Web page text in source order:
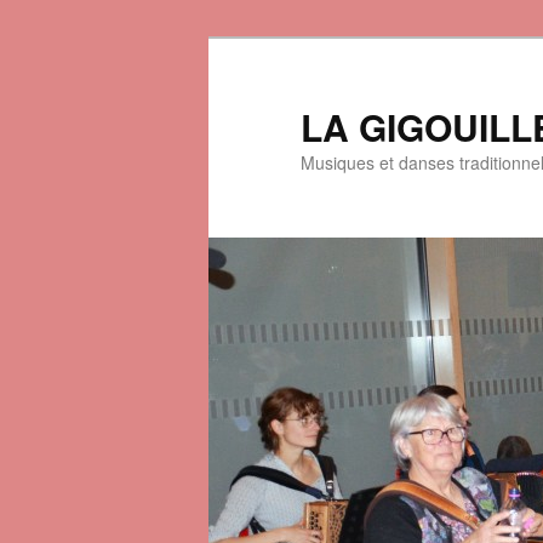
LA
Musiques et danses